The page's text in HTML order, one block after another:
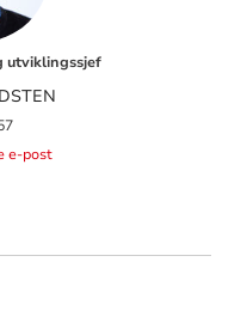
utviklingssjef
e-post